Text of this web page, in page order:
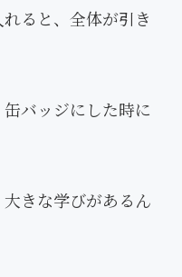
れると、全体が引き
缶バッジにした時に
きな学びがあるん